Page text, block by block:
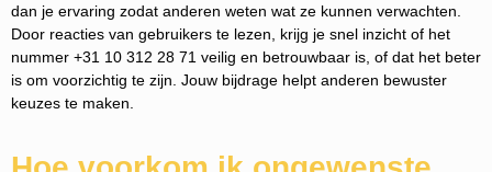
dan je ervaring zodat anderen weten wat ze kunnen verwachten.
Door reacties van gebruikers te lezen, krijg je snel inzicht of het
nummer +31 10 312 28 71 veilig en betrouwbaar is, of dat het beter
is om voorzichtig te zijn. Jouw bijdrage helpt anderen bewuster
keuzes te maken.